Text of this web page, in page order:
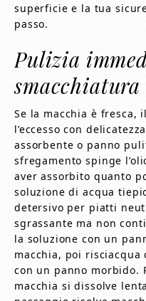
superficie e la tua
passo.
Pulizia
smacchiatura
Se la macchia è fresca,
l’eccesso con
assorbente o panno
sfregamento spinge
aver assorbito quanto
soluzione di acqua
detersivo per piatti
sgrassante ma non
la soluzione con un
macchia, poi risciacqua
con un panno morbido.
macchia si dissolve